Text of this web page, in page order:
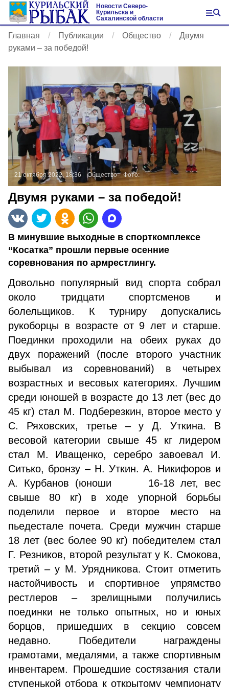
Новости Северо-
Курильска и
Сахалинской области
Главная Публикации Общество
Двумя
руками – за победой!
21 октября 2022, 18:36 Общество Фото:
Двумя руками – за победой!
В минувшие выходные в спорткомплексе
“Косатка” прошли первые осенние
соревнования по армрестлингу.
Довольно популярный вид спорта собрал
около тридцати спортсменов и
болельщиков. К турниру допускались
рукоборцы в возрасте от 9 лет и старше.
Поединки проходили на обеих руках до
двух поражений (после второго участник
выбывал из соревнований) в четырех
возрастных и весовых категориях. Лучшим
среди юношей в возрасте до 13 лет (вес до
45 кг) стал М. Подберезкин, второе место у
С. Ряховских, третье – у Д. Уткина. В
весовой категории свыше 45 кг лидером
стал М. Иващенко, серебро завоевал И.
Ситько, бронзу – Н. Уткин. А. Никифоров и
А. Курбанов (юноши 16-18 лет, вес
свыше 80 кг) в ходе упорной борьбы
поделили первое и второе место на
пьедестале почета. Среди мужчин старше
18 лет (вес более 90 кг) победителем стал
Г. Резников, второй результат у К. Смокова,
третий – у М. Урядникова. Стоит отметить
настойчивость и спортивное упрямство
рестлеров – зрелищными получились
поединки не только опытных, но и юных
борцов, пришедших в секцию совсем
недавно. Победители награждены
грамотами, медалями, а также спортивным
инвентарем. Прошедшие состязания стали
ступенькой отбора к открытому чемпионату